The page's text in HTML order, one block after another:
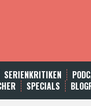
SERIENKRITIKEN
SPECIALS